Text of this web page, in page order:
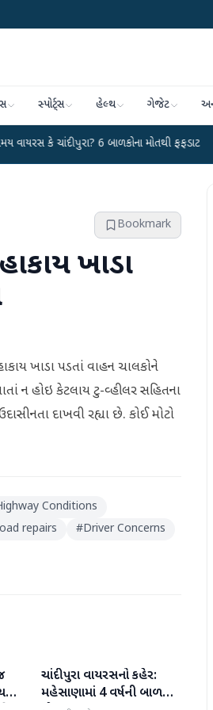
સ્પોર્ટ્સ હેલ્થ ગેજેટ
6 બાળકોના મોતથી ફફડાટ ● હવામાન
Bookmark
ખાડા
ખાડા પડતાં વાહન ચાલકોને
ન હોઇ કેટલાય ટુ-વ્હીલર સહિતના
દાખવી રહ્યા છે. કોઈ મોટો
Conditions
repairs #Driver Concerns
મહેસાણા
ચાંદીપુરા વાયરસનો કહેર:
મહેસાણામાં 4 વર્ષની બાળકીનું